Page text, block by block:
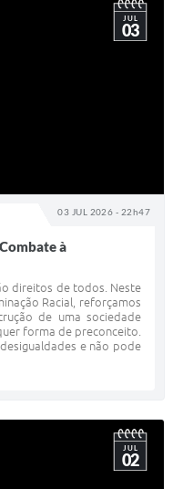
03 JUL 2026 - 22h47
JUL
03
à
direitos de todos. Neste
Racial, reforçamos
de uma sociedade
forma de preconceito.
e não pode
JUL
02